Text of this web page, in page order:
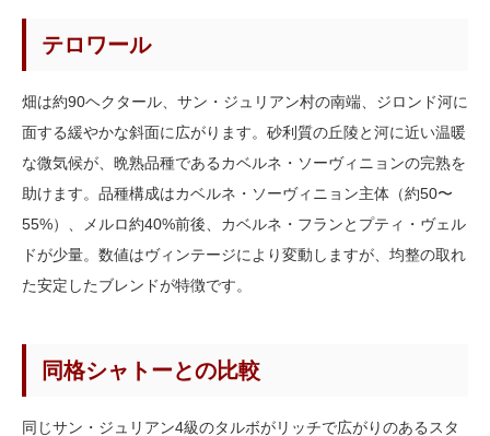
テロワール
畑は約90ヘクタール、サン・ジュリアン村の南端、ジロンド河に
面する緩やかな斜面に広がります。砂利質の丘陵と河に近い温暖
な微気候が、晩熟品種であるカベルネ・ソーヴィニョンの完熟を
助けます。品種構成はカベルネ・ソーヴィニョン主体（約50〜
55%）、メルロ約40%前後、カベルネ・フランとプティ・ヴェル
ドが少量。数値はヴィンテージにより変動しますが、均整の取れ
た安定したブレンドが特徴です。
同格シャトーとの比較
同じサン・ジュリアン4級のタルボがリッチで広がりのあるスタ